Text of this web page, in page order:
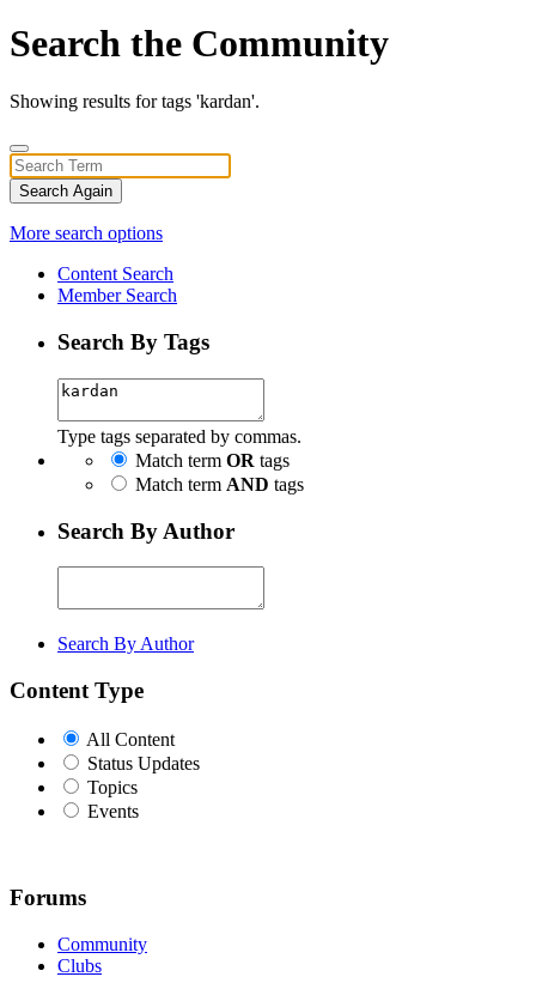
Search the Community
Showing results for tags 'kardan'.
Search Again
More search options
Content Search
Member Search
Search By Tags
Type tags separated by commas.
Match term OR tags
Match term AND tags
Search By Author
Search By Author
Content Type
All Content
Status Updates
Topics
Events
Forums
Community
Clubs